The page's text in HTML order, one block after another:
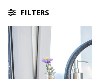
FILTERS